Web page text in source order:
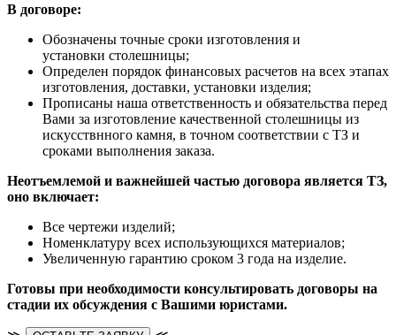
В договоре:
Обозначены точные сроки изготовления и
установки столешницы;
Определен порядок финансовых расчетов на всех этапах
изготовления, доставки, установки изделия;
Прописаны наша ответственность и обязательства перед
Вами за изготовление качественной столешницы из
искусствнного камня, в точном соответствии с ТЗ и
сроками выполнения заказа.
Неотъемлемой и важнейшей частью договора является ТЗ,
оно включает:
Все чертежи изделий;
Номенклатуру всех использующихся материалов;
Увеличенную гарантию сроком 3 года на изделие.
Готовы при необходимости консультировать договоры на
стадии их обсуждения с Вашими юристами.